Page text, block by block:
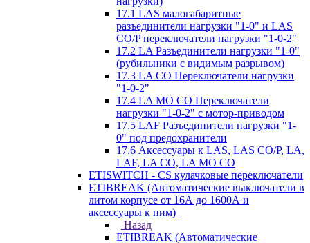
17.1 LAS малогабаритные
разъединители нагрузки "1-0" и LAS
CO/P переключатели нагрузки "1-0-2"
17.2 LA Разъединители нагрузки "1-0"
(рубильники с видимым разрывом)
17.3 LA CO Переключатели нагрузки
"1-0-2"
17.4 LA MO CO Переключатели
нагрузки "1-0-2" с мотор-приводом
17.5 LAF Разъединители нагрузки "1-
0" под предохранители
17.6 Аксессуары к LAS, LAS CO/P, LA,
LAF, LA CO, LA MO CO
ETISWITCH - CS кулачковые переключатели
ETIBREAK (Автоматические выключатели в
литом корпусе от 16А до 1600А и
аксессуары к ним)
Назад
ETIBREAK (Автоматические